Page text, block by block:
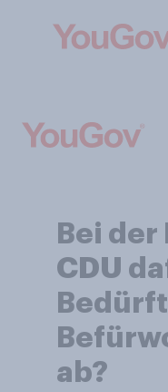
Bei
CDU
ab?